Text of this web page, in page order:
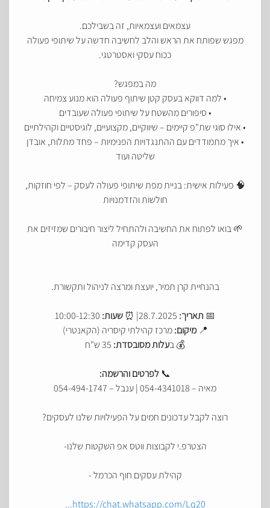
עצמאים ועצמאיות, זה בשבילכם.
מפגש שפותח את הראש והלב לחשיבה חדשה על שיתופי פעולה
ככוח עסקי ואסטרטגי.
מה במפגש?
• למה דווקא בעסק קטן שיתוף פעולה הוא מנוע צמיחה
• סיפורים מהשטח על שיתופי פעולה שעובדים
• אילו סוגי שת"פ קיימים – שיווקיים, מקצועיים, לוגיסטיים וקהילתיים
• איך מתמודדים עם ההתנגדויות הפנימיות – פחד מתלות, אובדן
שליטה ועוד
🧠 פעילות אישית: בניית מפת שיתופי פעולה לעסק – לפי חוזקות,
חולשות והזדמנויות
🌱 בואו לפתוח את החשיבה ולהתחיל ליצור חיבורים שמזיזים את
העסק קדימה
בהנחיית קרן תמיר, יועצת ומרצה לניהול ותקשורת.
📅 תאריך: שעות:
📍מיקום:מרכז קהילתי קיסריה (הקאנטרי)
💰 בעלות מסובסדת:
📞 לפרטים והרשמה:
מאיה – 054-4341018 | ענבל – 054-494-1747
רוצה לקבל עדכונים חמים על הפעילויות שלנו לעסקים?
הצטרפ.י לקבוצות ווטס אפ השקטות שלנו-
קהילת עסקים חוף הכרמל -
https://chat.whatsapp.com/Lq20...